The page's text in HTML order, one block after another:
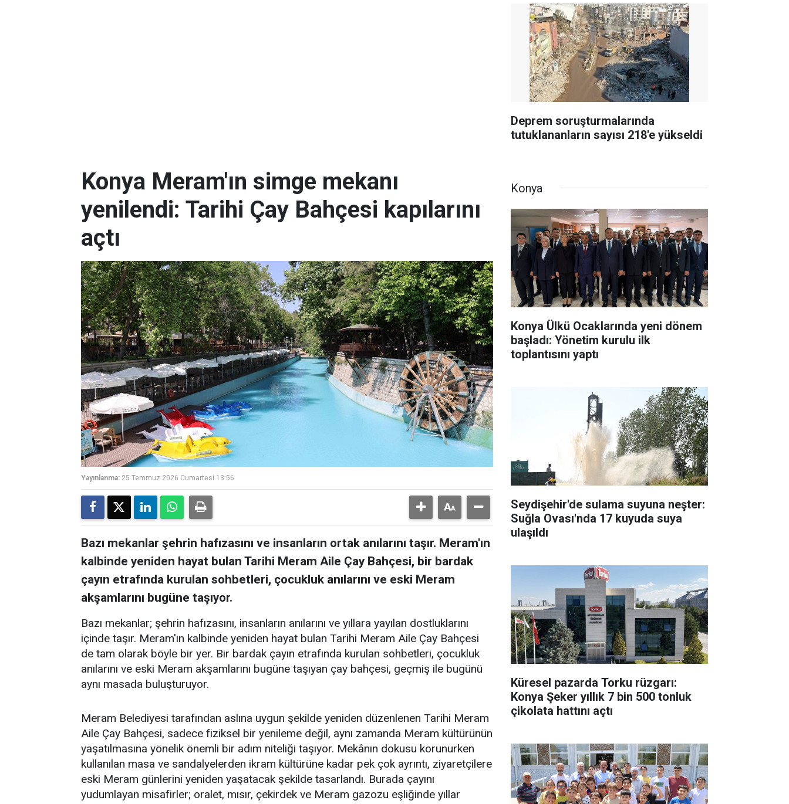
Deprem soruşturmalarında
tutuklananların sayısı 218'e yükseldi
Konya Meram'ın simge mekanı
yenilendi: Tarihi Çay Bahçesi kapılarını
açtı
Yayınlanma: 25 Temmuz 2026 Cumartesi 13:56
Bazı mekanlar şehrin hafızasını ve insanların ortak anılarını taşır. Meram'ın
kalbinde yeniden hayat bulan Tarihi Meram Aile Çay Bahçesi, bir bardak
çayın etrafında kurulan sohbetleri, çocukluk anılarını ve eski Meram
akşamlarını bugüne taşıyor.
Bazı mekanlar; şehrin hafızasını, insanların anılarını ve yıllara yayılan dostluklarını
içinde taşır. Meram'ın kalbinde yeniden hayat bulan Tarihi Meram Aile Çay Bahçesi
de tam olarak böyle bir yer. Bir bardak çayın etrafında kurulan sohbetleri, çocukluk
anılarını ve eski Meram akşamlarını bugüne taşıyan çay bahçesi, geçmiş ile bugünü
aynı masada buluşturuyor.
Meram Belediyesi tarafından aslına uygun şekilde yeniden düzenlenen Tarihi Meram
Aile Çay Bahçesi, sadece fiziksel bir yenileme değil, aynı zamanda Meram kültürünün
yaşatılmasına yönelik önemli bir adım niteliği taşıyor. Mekânın dokusu korunurken
kullanılan masa ve sandalyelerden ikram kültürüne kadar pek çok ayrıntı, ziyaretçilere
eski Meram günlerini yeniden yaşatacak şekilde tasarlandı. Burada çayını
yudumlayan misafirler; oralet, mısır, çekirdek ve Meram gazozu eşliğinde yıllar
Konya
Konya Ülkü Ocaklarında yeni dönem
başladı: Yönetim kurulu ilk
toplantısını yaptı
Seydişehir'de sulama suyuna neşter:
Suğla Ovası'nda 17 kuyuda suya
ulaşıldı
Küresel pazarda Torku rüzgarı:
Konya Şeker yıllık 7 bin 500 tonluk
çikolata hattını açtı